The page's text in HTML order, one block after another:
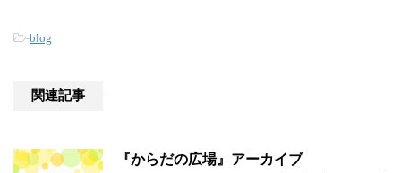
-blog
関連記事
『からだの広場』アーカイブ